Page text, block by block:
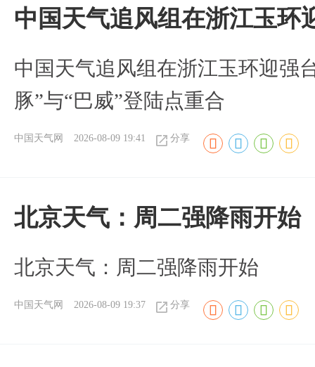
中国天气追风组在浙江玉环
中国天气追风组在浙江玉环迎强
豚”与“巴威”登陆点重合
中国天气网 2026-08-09 19:41 分享
北京天气：周二强降雨开始
北京天气：周二强降雨开始
中国天气网 2026-08-09 19:37 分享